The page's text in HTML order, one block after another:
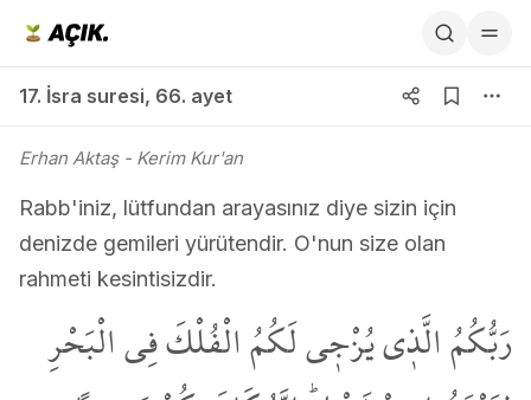
17. İsra suresi, 66. ayet
Erhan Aktaş- Kerim Kur'an
Rabb'iniz, lütfundan arayasınız diye sizin için
denizde gemileri yürütendir. O'nun size olan
rahmeti kesintisizdir.
رَبُّكُمُ الَّذ۪ي يُزْج۪ي لَكُمُ الْفُلْكَ فِي الْبَحْرِ